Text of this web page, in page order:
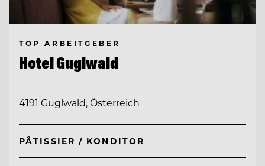
TOP ARBEITGEBER
Hotel Guglwald
4191 Guglwald, Österreich
PÂTISSIER / KONDITOR